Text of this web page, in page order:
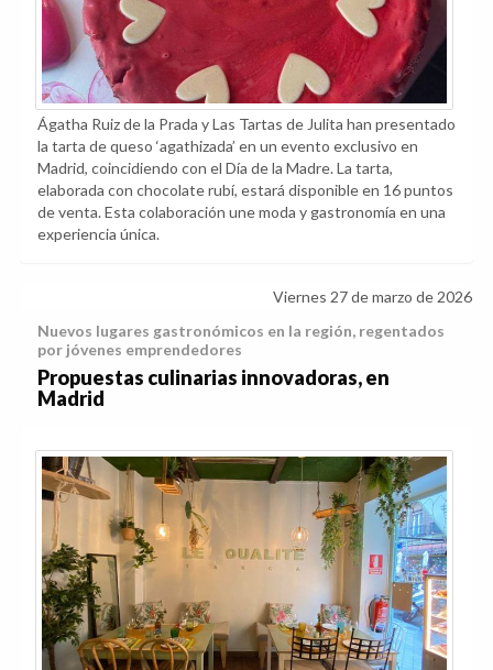
Ágatha Ruiz de la Prada y Las Tartas de Julita han presentado
la tarta de queso ‘agathizada’ en un evento exclusivo en
Madrid, coincidiendo con el Día de la Madre. La tarta,
elaborada con chocolate rubí, estará disponible en 16 puntos
de venta. Esta colaboración une moda y gastronomía en una
experiencia única.
Viernes 27 de marzo de 2026
Nuevos lugares gastronómicos en la región, regentados
por jóvenes emprendedores
Propuestas culinarias innovadoras, en
Madrid